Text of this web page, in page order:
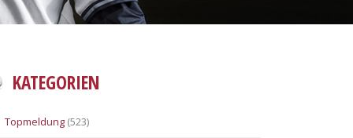
KATEGORIEN
Topmeldung (523)